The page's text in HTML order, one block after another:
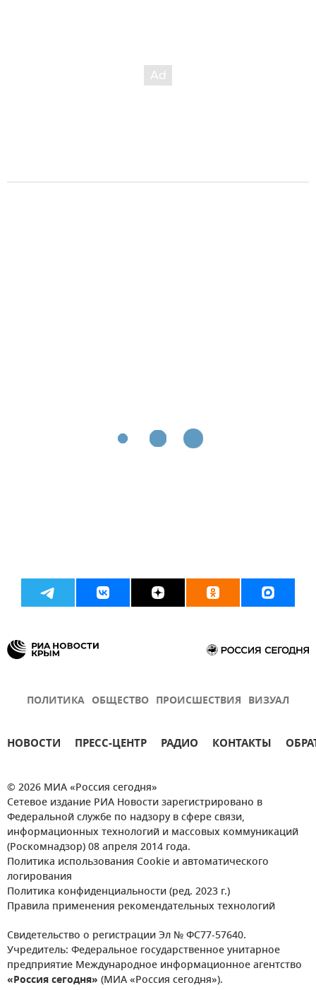
ПОЛИТИКА ОБЩЕСТВО ПРОИСШЕСТВИЯ ВИЗУАЛ
НОВОСТИ ПРЕСС-ЦЕНТР РАДИО КОНТАКТЫ
© 2026 МИА «Россия сегодня»
Сетевое издание РИА Новости зарегистрировано в
Федеральной службе по надзору в сфере связи,
информационных технологий и массовых коммуникаций
(Роскомнадзор) 08 апреля 2014 года.
Политика использования Cookie и автоматического
логирования
Политика конфиденциальности (ред. 2023 г.)
Правила применения рекомендательных технологий
Свидетельство о регистрации Эл № ФС77-57640.
Учредитель: Федеральное государственное унитарное
предприятие Международное информационное агентство
«Россия сегодня» (МИА «Россия сегодня»).